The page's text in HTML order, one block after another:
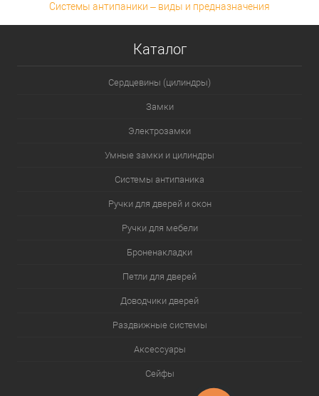
Системы антипаники – виды и предназначения
Каталог
Сердцевины (цилиндры)
Замки
Электрозамки
Умные замки и цилиндры
Системы антипаника
Ручки для дверей и окон
Ручки для мебели
Броненакладки
Петли для дверей
Доводчики дверей
Раздвижные системы
Аксессуары
Сейфы